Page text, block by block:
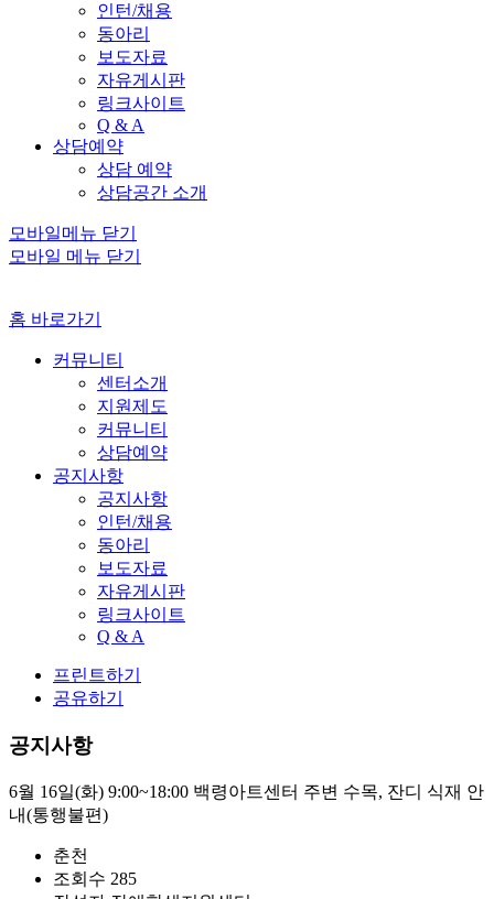
인턴/채용
동아리
보도자료
자유게시판
링크사이트
Q & A
상담예약
상담 예약
상담공간 소개
모바일메뉴 닫기
모바일 메뉴 닫기
홈 바로가기
커뮤니티
센터소개
지원제도
커뮤니티
상담예약
공지사항
공지사항
인턴/채용
동아리
보도자료
자유게시판
링크사이트
Q & A
프린트하기
공유하기
공지사항
6월 16일(화) 9:00~18:00 백령아트센터 주변 수목, 잔디 식재 안
내(통행불편)
춘천
조회수 285